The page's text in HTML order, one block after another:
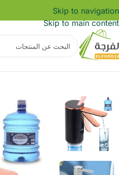
Skip to navigation
Skip to main content